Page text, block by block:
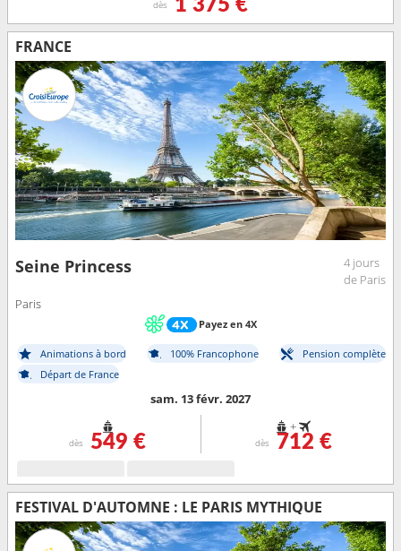
dès 1 375 €
FRANCE
Seine Princess
4 jours
de Paris
Paris
Payez en 4X
Animations à bord 100% Francophone
Pension complète
Départ de France
sam. 13 févr. 2027
dès 549 €
+
dès 712 €
FESTIVAL D'AUTOMNE : LE PARIS MYTHIQUE